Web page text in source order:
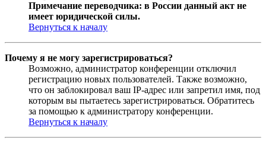
Примечание переводчика: в России данный акт не
имеет юридической силы.
Вернуться к началу
Почему я не могу зарегистрироваться?
Возможно, администратор конференции отключил
регистрацию новых пользователей. Также возможно,
что он заблокировал ваш IP-адрес или запретил имя, под
которым вы пытаетесь зарегистрироваться. Обратитесь
за помощью к администратору конференции.
Вернуться к началу